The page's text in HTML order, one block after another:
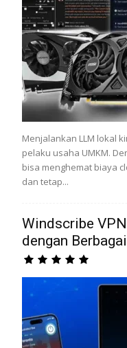
Menjalankan LLM lokal
pelaku usaha UMKM.
bisa menghemat biaya
dan tetap...
Windscribe
dengan